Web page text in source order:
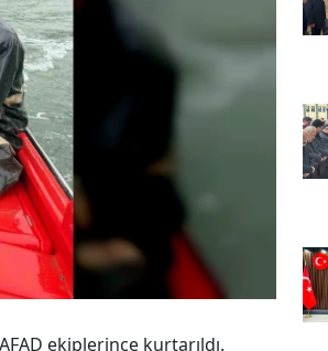
ekiplerince kurtarıldı.